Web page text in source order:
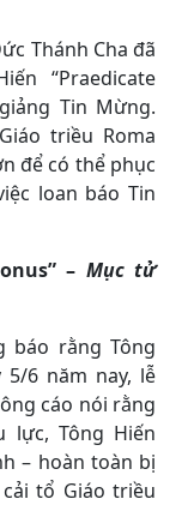
Thánh Cha đã
“Praedicate
Tin Mừng.
triều Roma
để có thể phục
loan báo Tin
– Mục tử
báo rằng Tông
6 năm nay, lễ
cáo nói rằng
lực, Tông Hiến
– hoàn toàn bị
tổ Giáo triều